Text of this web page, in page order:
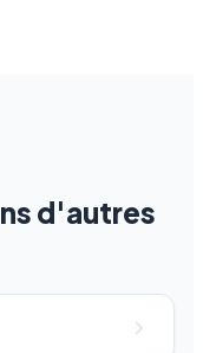
d'autres